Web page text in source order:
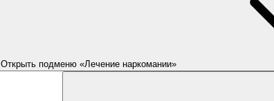
Открыть подменю «Лечение наркомании»